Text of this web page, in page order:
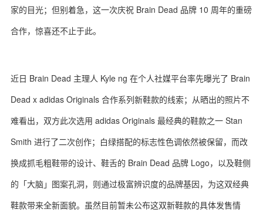
家的目光；但别着急，这一次庆祝 Brain Dead 品牌 10 周年的重磅
合作，惊喜还不止于此。
近日 Brain Dead 主理人 Kyle ng 在个人社媒平台率先曝光了 Brain
Dead x adidas Originals 合作系列新鞋款的线索；从晒出的照片不
难看出，双方此次选用 adidas Originals 最经典的鞋款之一 Stan
Smith 进行了二次创作；白绿搭配的标志性色调依然被保留，而改
换成抓毛粗鞋带的设计、鞋舌的 Brain Dead 品牌 Logo，以及鞋侧
的「大脑」图案孔洞，则通过极富辨识度的品牌基因，为这双经典
鞋款带来全新面貌。虽然目前暂未公布这双新鞋款的具体发售情